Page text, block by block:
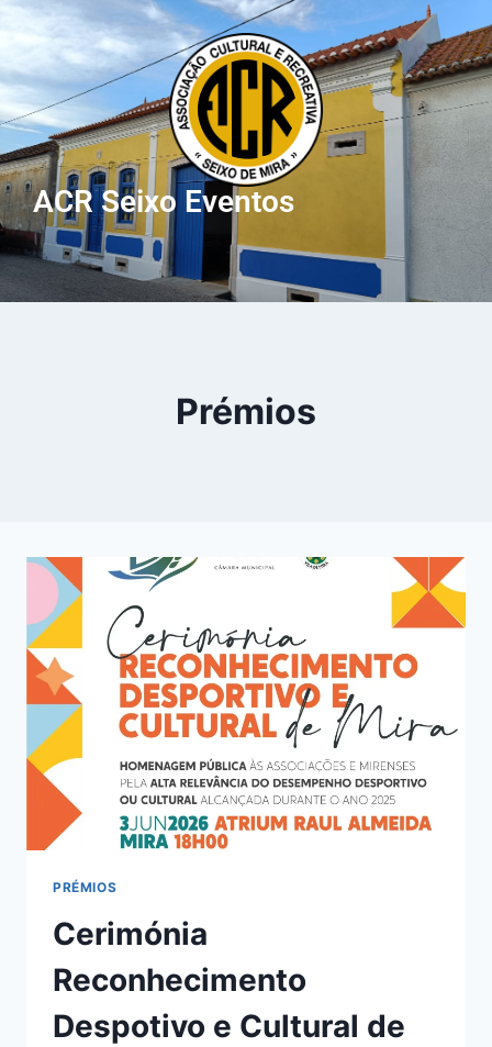
ACR Seixo Eventos
Prémios
PRÉMIOS
Cerimónia
Reconhecimento
Despotivo e Cultural de